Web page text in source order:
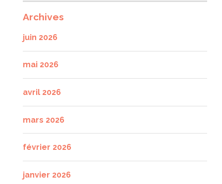
Archives
juin 2026
mai 2026
avril 2026
mars 2026
février 2026
janvier 2026